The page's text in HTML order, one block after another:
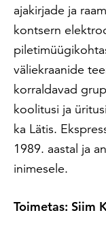
ajakirjade ja
kontsern
väliekraanide
korraldavad
koolitusi ja
ka Lätis.
1989. aastal ja
inimesele.
Toimetas: Siim